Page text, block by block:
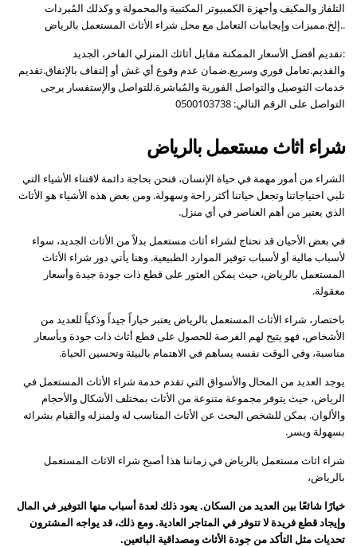
التلفاز والمكيف وأجهزة الكمبيوتر المكتبية والمحمولة و وكذلك المُبردات
..إلخ.مميزات وإيجابيات التعامل مع محل شراء الأثاث المستعمل بالرياض
:تقديم أفضل الأسعار الممكنة مقابل أثاثك المنزلي الفاخر، الجديد
والقديم.تعامل فوري وسريع.ضمان عدم وقوع أي غش أو إلتفاف بالإتفاق.تقديم
خدمات التوصيل والتواصل الفورية والمُباشرة.للتواصل والإستفسار يرجى
التواصل على الرقم التالي: 0500103738
شراء اثاث مستعمل بالرياض
الشراء من أمور مهمة في حياة الإنسان، فنحن بحاجة دائمة لاقتناء الأشياء التي
تلبي احتياجاتنا وتجعل حياتنا أكثر راحة وسهولة. ومن بعض هذه الأشياء هو الأثاث
الذي يعتبر من أهم العناصر في أي منزل.
في بعض الأحيان قد نحتاج لشراء أثاث مستعمل بدلاً من الأثاث الجديد، سواء
لأسباب مالية أو لأسباب توفير الموارد الطبيعية. وهنا يأتي دور شراء الأثاث
المستعمل بالرياض، حيث يمكن العثور على قطع ذات جودة جيدة وأسعار
معقولة.
باختصار، شراء الأثاث المستعمل بالرياض يعتبر خياراً جيداً وذكياً للعديد من
الأشخاص، فهو يتيح لهم الفرصة للحصول على قطع أثاث ذات جودة وبأسعار
مناسبة، وفي الوقت نفسه يساهم في الاهتمام بالبيئة وتحسين الحياة.
يوجد العديد من المحال والأسواق التي تقدم خدمة شراء الأثاث المستعمل في
الرياض، حيث يتوفر مجموعة متنوعة من الأثاث بمختلف الأشكال والأحجام
والألوان. يمكن للشخص البحث عن الأثاث المناسب له ولمنزله والقيام بشرائه
بسهولة ويسر.
شراء اثاث مستعمل بالرياض في زماننا هذا أصبح شراء الاثاث المستعمل
بالرياض،
خيارًا شائعًا بين العديد من السكان. يعود ذلك لعدة أسباب منها التوفير في المال
وإيجاد قطع فريدة لا تتوفر في المتاجر العادية. ومع ذلك، قد يواجه المشترون
تحديات مثل التأكد من جودة الأثاث ومصداقية البائعين.